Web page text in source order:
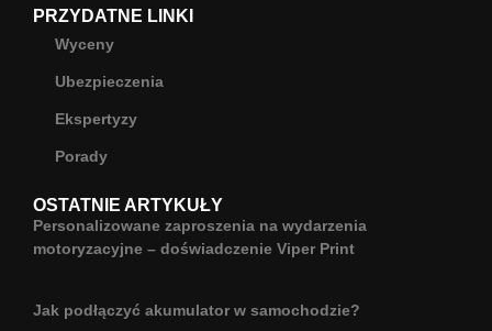
PRZYDATNE LINKI
Wyceny
Ubezpieczenia
Ekspertyzy
Porady
OSTATNIE ARTYKUŁY
Personalizowane zaproszenia na wydarzenia
motoryzacyjne – doświadczenie Viper Print
Jak podłączyć akumulator w samochodzie?